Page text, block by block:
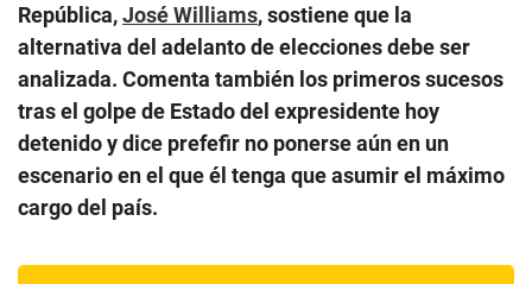
República,José Williams, sostiene que la
alternativa del adelanto de elecciones debe ser
analizada. Comenta también los primeros sucesos
tras el golpe de Estado del expresidente hoy
detenido y dice prefefir no ponerse aún en un
escenario en el que él tenga que asumir el máximo
cargo del país.